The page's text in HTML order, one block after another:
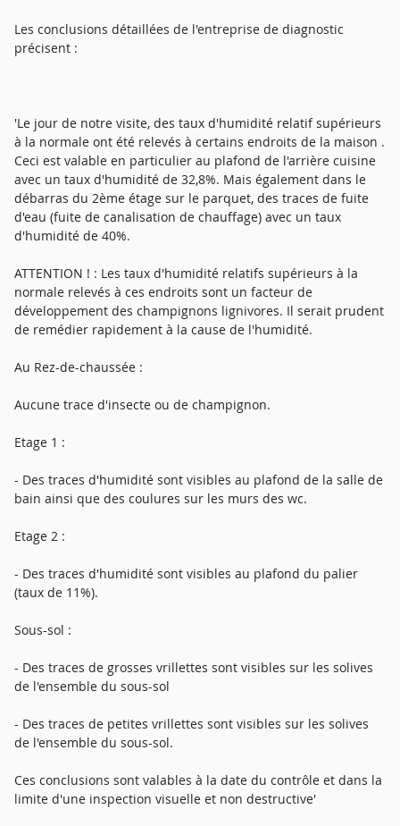
Les conclusions détaillées de l'entreprise de diagnostic
précisent :
'Le jour de notre visite, des taux d'humidité relatif supérieurs
à la normale ont été relevés à certains endroits de la maison .
Ceci est valable en particulier au plafond de l'arrière cuisine
avec un taux d'humidité de 32,8%. Mais également dans le
débarras du 2ème étage sur le parquet, des traces de fuite
d'eau (fuite de canalisation de chauffage) avec un taux
d'humidité de 40%.
ATTENTION ! : Les taux d'humidité relatifs supérieurs à la
normale relevés à ces endroits sont un facteur de
développement des champignons lignivores. Il serait prudent
de remédier rapidement à la cause de l'humidité.
Au Rez-de-chaussée :
Aucune trace d'insecte ou de champignon.
Etage 1 :
- Des traces d'humidité sont visibles au plafond de la salle de
bain ainsi que des coulures sur les murs des wc.
Etage 2 :
- Des traces d'humidité sont visibles au plafond du palier
(taux de 11%).
Sous-sol :
- Des traces de grosses vrillettes sont visibles sur les solives
de l'ensemble du sous-sol
- Des traces de petites vrillettes sont visibles sur les solives
de l'ensemble du sous-sol.
Ces conclusions sont valables à la date du contrôle et dans la
limite d'une inspection visuelle et non destructive'